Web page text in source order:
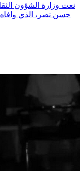
نعت وزارة الشؤون